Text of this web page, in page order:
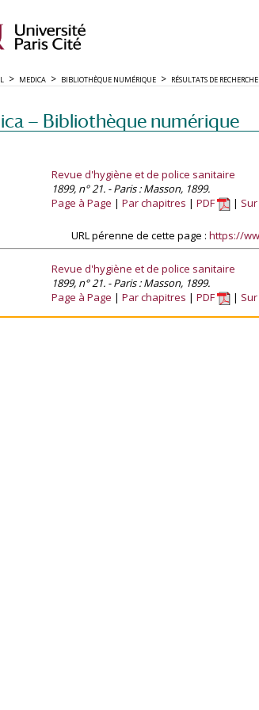
MEDICA BIBLIOTHÈQUE NUMÉRIQUE RÉSULTATS DE RECHERCHE
— Bibliothèque numérique
Revue d'hygiène et de police sanitaire
1899, n° 21. - Paris : Masson, 1899.
Page à Page
Par chapitres PDF
URL pérenne de cette page : https://
Revue d'hygiène et de police sanitaire
1899, n° 21. - Paris : Masson, 1899.
Page à Page
Par chapitres PDF